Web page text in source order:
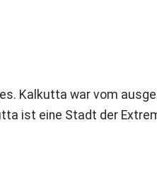
Kalkutta war vom
ist eine Stadt der